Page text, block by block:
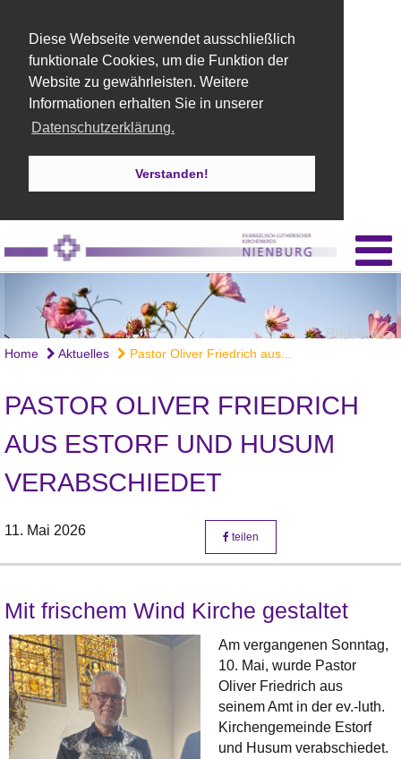
Diese Webseite verwendet ausschließlich
funktionale Cookies, um die Funktion der
Website zu gewährleisten. Weitere
Informationen erhalten Sie in unserer
Datenschutzerklärung.
Verstanden!
Bild: emsz
Home Aktuelles Pastor Oliver Friedrich aus...
PASTOR OLIVER FRIEDRICH
AUS ESTORF UND HUSUM
VERABSCHIEDET
11. Mai 2026 teilen
Mit frischem Wind Kirche gestaltet
Am vergangenen Sonntag,
10. Mai, wurde Pastor
Oliver Friedrich aus
seinem Amt in der ev.-luth.
Kirchengemeinde Estorf
und Husum verabschiedet.